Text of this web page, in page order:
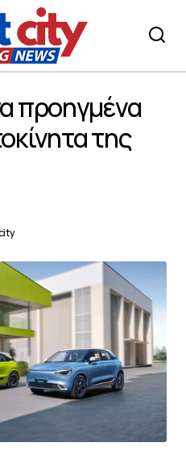
προηγμένα
της